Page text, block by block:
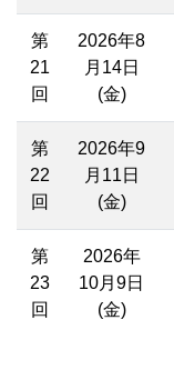
第
21
回
2026年8
月14日
(金)
第
22
回
2026年9
月11日
(金)
第
23
回
2026年
10月9日
(金)